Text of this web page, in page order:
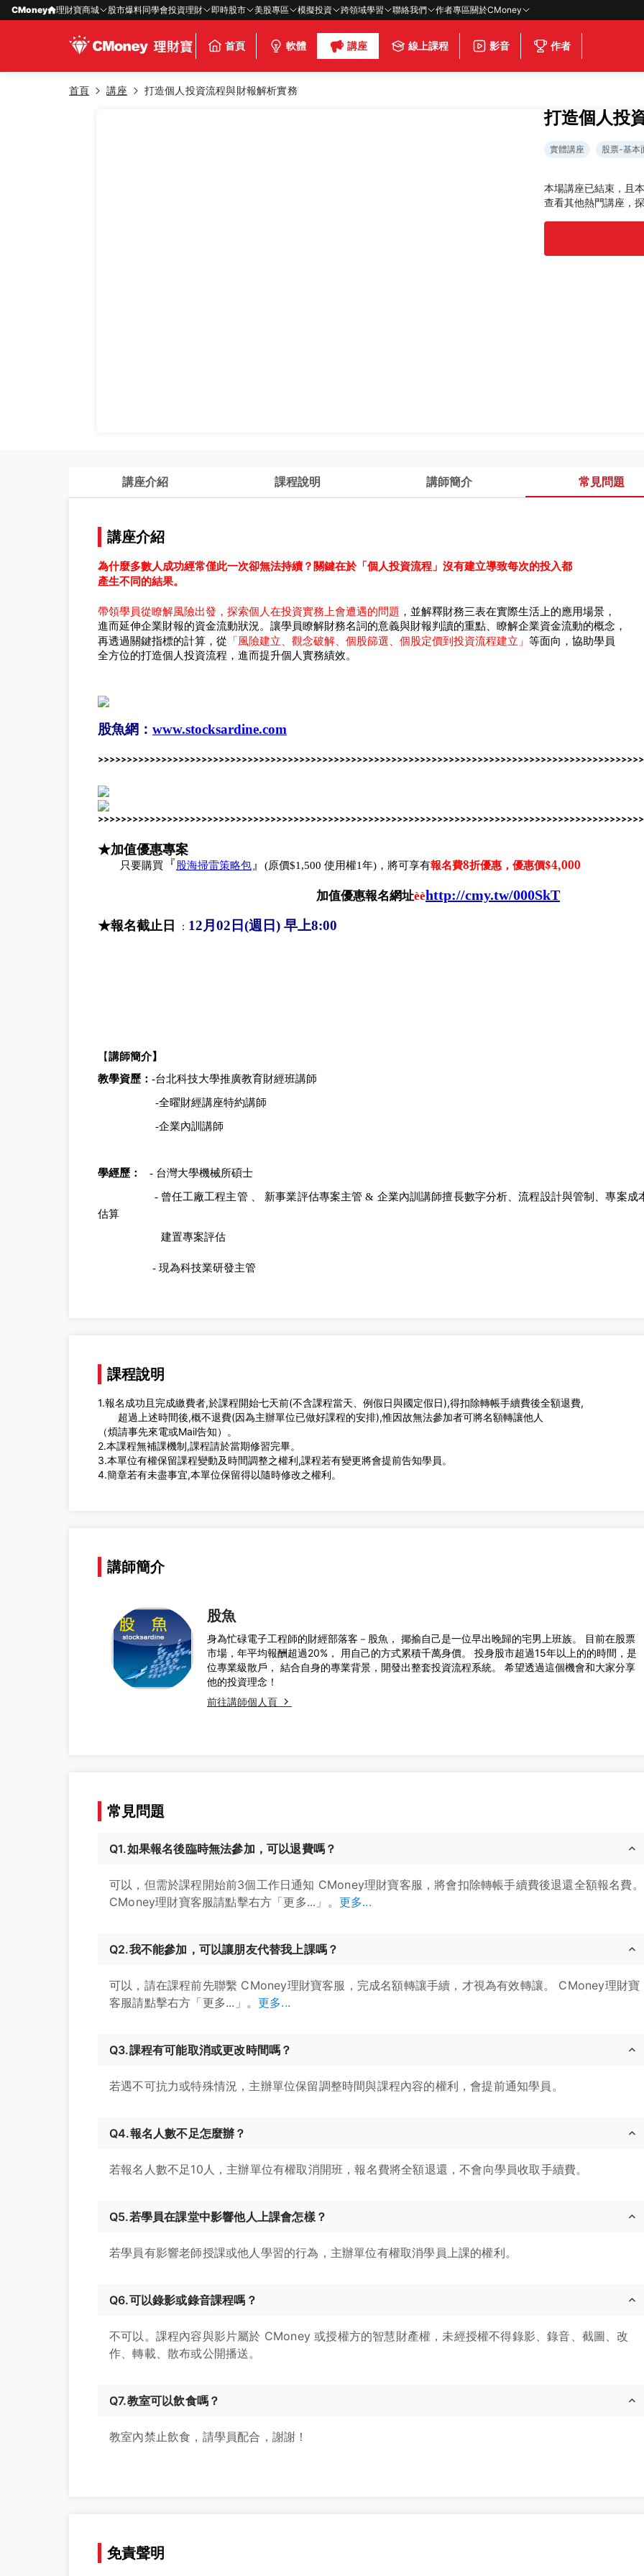
CMoney 理財寶商城 股市爆料同學會投資理財 即時股市 美股專區 模擬投資 跨領域學習 聯絡我們 作者專區關於CMoney
首頁 軟體 講座 線上課程 影音 作者
首頁 講座 打造個人投資流程與財報解析實務
打造個人投
實體講座 股票-基本
本場講座已結束，且
查看其他熱門講座，
講座介紹 課程說明 講師簡介 常見問題
講座介紹
為什麼多數人成功經常僅此一次卻無法持續？關鍵在於「個人投資流程」沒有建立導致每次的投入都
產生不同的結果。
帶領學員從瞭解風險出發，探索個人在投資實務上會遭遇的問題 ，並解釋財務三表在實際生活上的應用場景，
進而延伸企業財報的資金流動狀況。讓學員瞭解財務名詞的意義與財報判讀的重點、瞭解企業資金流動的概念，
再透過關鍵指標的計算，從 「風險建立、觀念破解、個股篩選、個股定價到投資流程建立」 等面向，協助學員
全方位的打造個人投資流程，進而提升個人實務績效。
股魚網： www.stocksardine.com
>>>>>>>>>>>>>>>>>>>>>>>>>>>>>>>>>>>>>>>>>>>>>>>>>>>>>>>>>>>>>>>>>>>>>>>>>>>>>>>>>>>>>>>>>>>>>>>
>>>>>>>>>>>>>>>>>>>>>>>>>>>>>>>>>>>>>>>>>>>>>>>>>>>>>>>>>>>>>>>>>>>>>>>>>>>>>>>>>>>>>>>>>>>>>>>
★加值優惠專案
只要購買 『股海掃雷策略包』 (原價$1,500 使用權1年) ，將可享有報名費8折優惠，優惠價$4,000
加值優惠報名網址èèhttp://cmy.tw/000SkT
★報名截止日 ： 12月02日(週日) 早上8:00
【講師簡介】
教學資歷： -台北科技大學推廣教育財經班講師
-全曜財經講座特約講師
-企業內訓講師
學經歷： - 台灣大學機械所碩士
- 曾任工廠工程主管 、 新事業評估專案主管 & 企業內訓講師擅長數字分析、流程設計與管制、專案成
估算
建置專案評估
- 現為科技業研發主管
課程說明
1.報名成功且完成繳費者,於課程開始七天前(不含課程當天、例假日與國定假日),得扣除轉帳手續費後全額退費,
超過上述時間後,概不退費(因為主辦單位已做好課程的安排),惟因故無法參加者可將名額轉讓他人
（煩請事先來電或Mail告知）。
2.本課程無補課機制,課程請於當期修習完畢。
3.本單位有權保留課程變動及時間調整之權利,課程若有變更將會提前告知學員。
4.簡章若有未盡事宜,本單位保留得以隨時修改之權利。
講師簡介
股魚
身為忙碌電子工程師的財經部落客－股魚， 揶揄自己是一位早出晚歸的宅男上班族。 目前在股票
市場，年平均報酬超過20%， 用自己的方式累積千萬身價。 投身股市超過15年以上的的時間，是
位專業級散戶， 結合自身的專業背景，開發出整套投資流程系統。 希望透過這個機會和大家分享
他的投資理念！
前往講師個人頁
常見問題
Q1.如果報名後臨時無法參加，可以退費嗎？
可以，但需於課程開始前3個工作日通知 CMoney理財寶客服，將會扣除轉帳手續費後退還全額報名費。
CMoney理財寶客服請點擊右方「更多...」。 更多...
Q2.我不能參加，可以讓朋友代替我上課嗎？
可以，請在課程前先聯繫 CMoney理財寶客服，完成名額轉讓手續，才視為有效轉讓。 CMoney理財寶
客服請點擊右方「更多...」。 更多...
Q3.課程有可能取消或更改時間嗎？
若遇不可抗力或特殊情況，主辦單位保留調整時間與課程內容的權利，會提前通知學員。
Q4.報名人數不足怎麼辦？
若報名人數不足10人，主辦單位有權取消開班，報名費將全額退還，不會向學員收取手續費。
Q5.若學員在課堂中影響他人上課會怎樣？
若學員有影響老師授課或他人學習的行為，主辦單位有權取消學員上課的權利。
Q6.可以錄影或錄音課程嗎？
不可以。課程內容與影片屬於 CMoney 或授權方的智慧財產權，未經授權不得錄影、錄音、截圖、改
作、轉載、散布或公開播送。
Q7.教室可以飲食嗎？
教室內禁止飲食，請學員配合，謝謝！
免責聲明